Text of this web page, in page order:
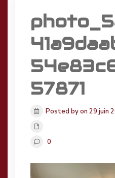
57871
Posted by on 29 juin
0